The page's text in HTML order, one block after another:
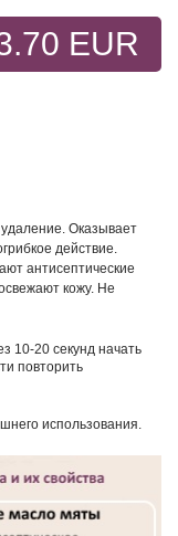
EUR
удаление. Оказывает
действие.
антисептические
кожу. Не
10-20 секунд начать
повторить
использования.